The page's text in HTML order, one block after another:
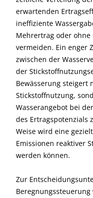
erwartenden
ineffiziente
Mehrertrag oder
vermeiden. Ein enger
zwischen der
der
Bewässerung steigert
Stickstoffnutzung,
Wasserangebot bei
des Ertragspotenzials
Weise wird eine
Emissionen reaktiver
werden können.
Zur